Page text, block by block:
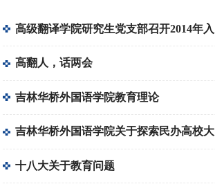
高级翻译学院研究生党支部召开2014年入
党积极分子党课开班动员大会
高翻人，话两会
吉林华桥外国语学院教育理论
吉林华桥外国语学院关于探索民办高校大
学生思想政治教育的新模式
十八大关于教育问题